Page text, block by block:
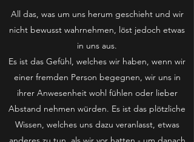
All das, was um uns herum geschieht und wir
nicht bewusst wahrnehmen, löst jedoch etwas
in uns aus.
Es ist das Gefühl, welches wir haben, wenn wir
einer fremden Person begegnen, wir uns in
ihrer Anwesenheit wohl fühlen oder lieber
Abstand nehmen würden. Es ist das plötzliche
Wissen, welches uns dazu veranlasst, etwas